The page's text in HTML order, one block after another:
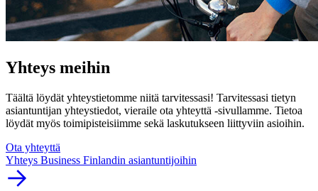
Yhteys meihin
Täältä löydät yhteystietomme niitä tarvitessasi! Tarvitessasi tietyn
asiantuntijan yhteystiedot, vieraile ota yhteyttä -sivullamme. Tietoa
löydät myös toimipisteisiimme sekä laskutukseen liittyviin asioihin.
Ota yhteyttä
Yhteys Business Finlandin asiantuntijoihin